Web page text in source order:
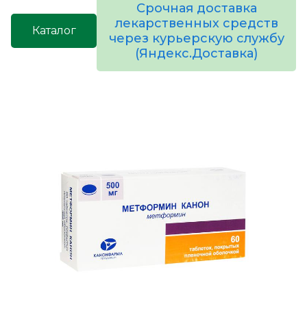
Каталог
Срочная доставка
лекарственных средств
через курьерскую службу
(Яндекс.Доставка)